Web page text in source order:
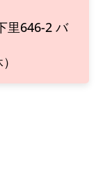
646-2 バ